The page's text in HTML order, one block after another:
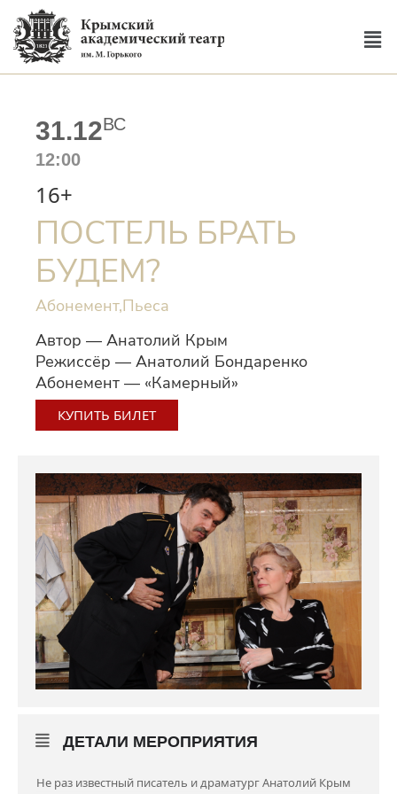
31.12ВС
12:00
16+
КУПИТЬ БИЛЕТ
Автор — Анатолий Крым
Режиссёр — Анатолий Бондаренко
Абонемент — «Камерный»
ПОСТЕЛЬ БРАТЬ
БУДЕМ?
Абонемент,Пьеса
ДЕТАЛИ МЕРОПРИЯТИЯ
Не раз известный писатель и драматург Анатолий Крым